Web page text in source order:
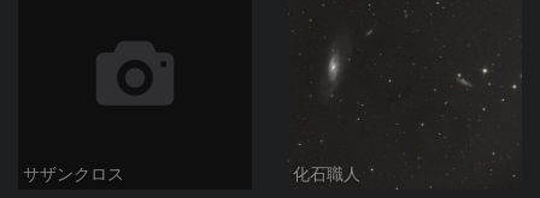
サザンクロス 化石職人